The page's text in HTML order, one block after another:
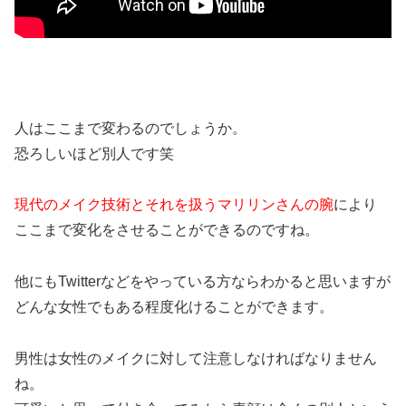
人はここまで変わるのでしょうか。
恐ろしいほど別人です笑
現代のメイク技術とそれを扱うマリリンさんの腕により
ここまで変化をさせることができるのですね。
他にもTwitterなどをやっている方ならわかると思いますが
どんな女性でもある程度化けることができます。
男性は女性のメイクに対して注意しなければなりません
ね。